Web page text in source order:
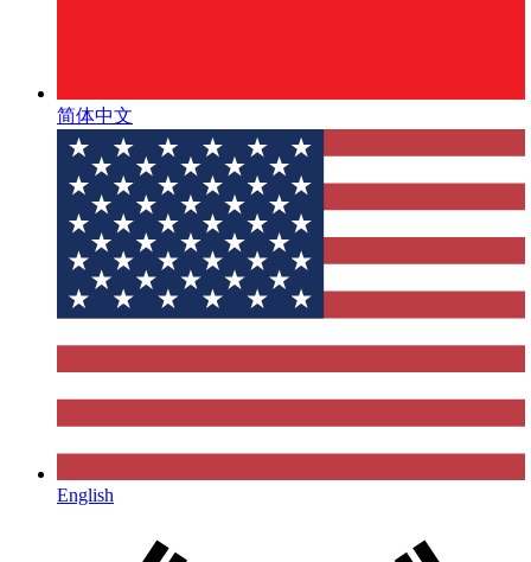
简体中文
English